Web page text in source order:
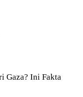
Gaza? Ini Fakta